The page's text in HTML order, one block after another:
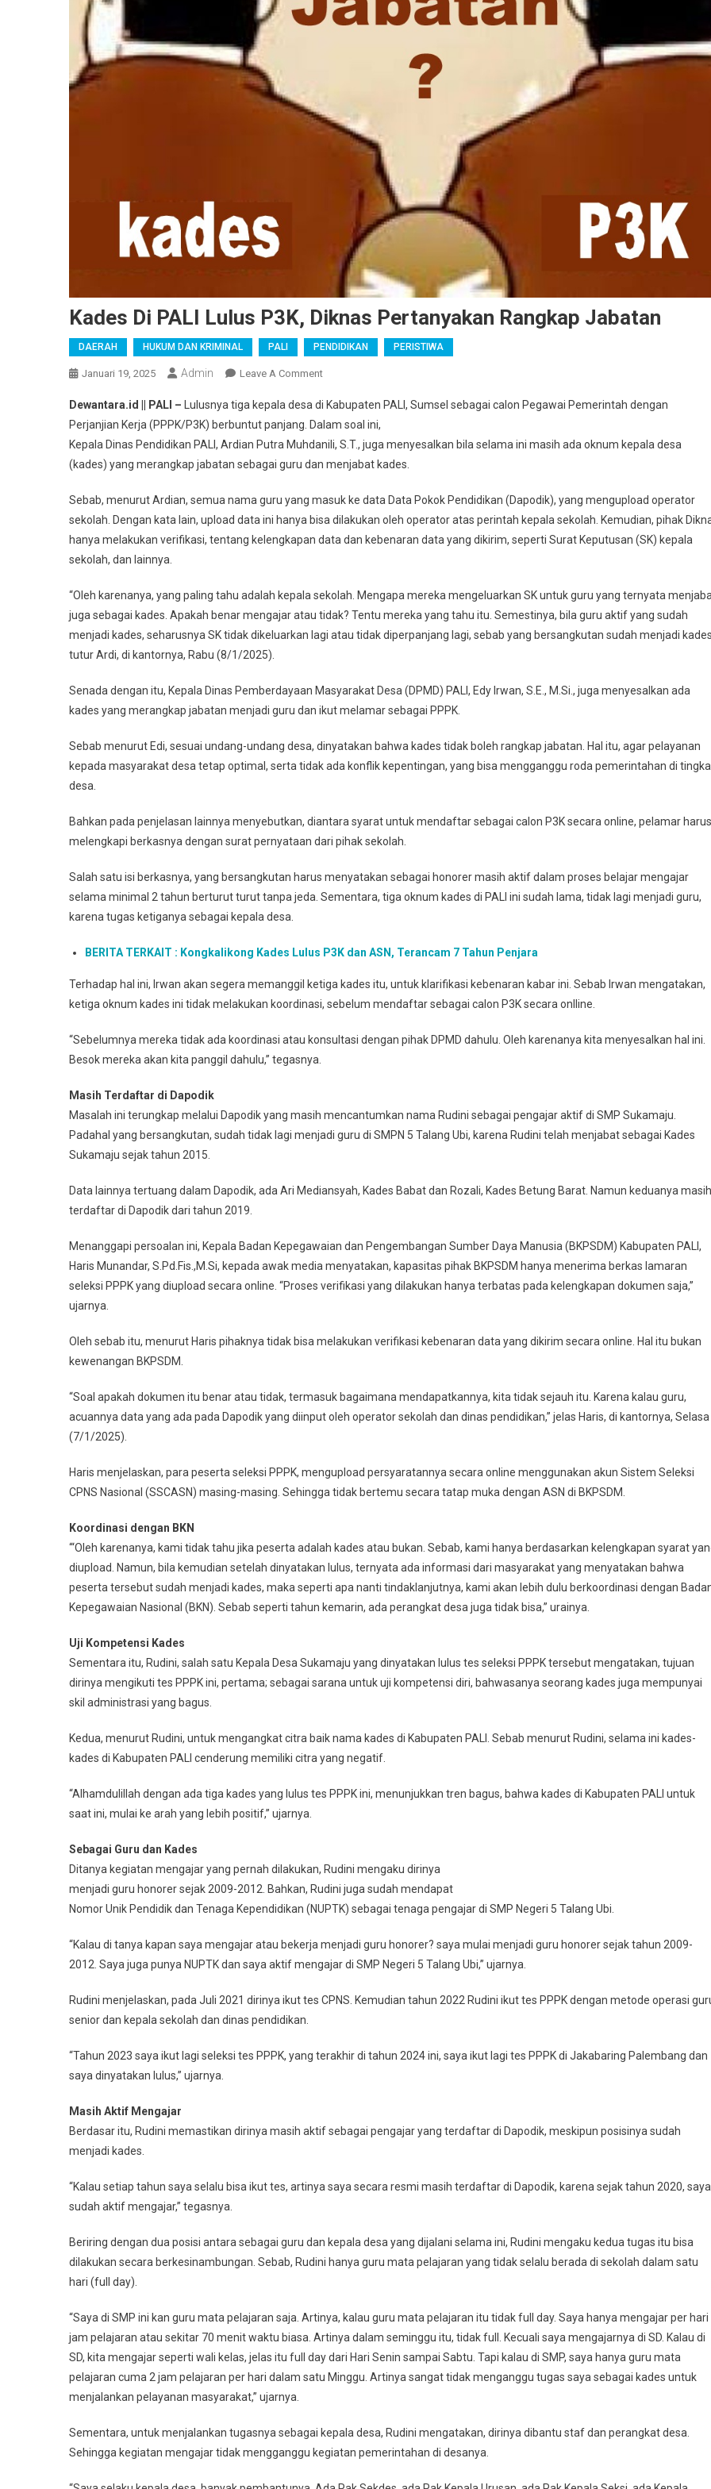
Kades Di PALI Lulus P3K, Diknas Pertanyakan Rangkap Jabatan
DAERAH HUKUM DAN KRIMINAL PALI PENDIDIKAN PERISTIWA
Januari 19, 2025 Admin Leave A CommentOn
Di
PALI
Lulus
P3K,
Pertanyakan
Rangkap
Jabatan
Dewantara.id || PALI – Lulusnya tiga kepala desa di Kabupaten PALI, Sumsel sebagai calon Pegawai Pemerintah dengan
Perjanjian Kerja (PPPK/P3K) berbuntut panjang. Dalam soal ini,
Kepala Dinas Pendidikan PALI, Ardian Putra Muhdanili, S.T., juga menyesalkan bila selama ini masih ada oknum kepala desa
(kades) yang merangkap jabatan sebagai guru dan menjabat kades.
Sebab, menurut Ardian, semua nama guru yang masuk ke data Data Pokok Pendidikan (Dapodik), yang mengupload operator
sekolah. Dengan kata lain, upload data ini hanya bisa dilakukan oleh operator atas perintah kepala sekolah. Kemudian, pihak
hanya melakukan verifikasi, tentang kelengkapan data dan kebenaran data yang dikirim, seperti Surat Keputusan (SK) kepala
sekolah, dan lainnya.
“Oleh karenanya, yang paling tahu adalah kepala sekolah. Mengapa mereka mengeluarkan SK untuk guru yang ternyata
juga sebagai kades. Apakah benar mengajar atau tidak? Tentu mereka yang tahu itu. Semestinya, bila guru aktif yang sudah
menjadi kades, seharusnya SK tidak dikeluarkan lagi atau tidak diperpanjang lagi, sebab yang bersangkutan sudah menjadi
tutur Ardi, di kantornya, Rabu (8/1/2025).
Senada dengan itu, Kepala Dinas Pemberdayaan Masyarakat Desa (DPMD) PALI, Edy Irwan, S.E., M.Si., juga menyesalkan ada
kades yang merangkap jabatan menjadi guru dan ikut melamar sebagai PPPK.
Sebab menurut Edi, sesuai undang-undang desa, dinyatakan bahwa kades tidak boleh rangkap jabatan. Hal itu, agar pelayanan
kepada masyarakat desa tetap optimal, serta tidak ada konflik kepentingan, yang bisa mengganggu roda pemerintahan di
desa.
Bahkan pada penjelasan lainnya menyebutkan, diantara syarat untuk mendaftar sebagai calon P3K secara online, pelamar harus
melengkapi berkasnya dengan surat pernyataan dari pihak sekolah.
Salah satu isi berkasnya, yang bersangkutan harus menyatakan sebagai honorer masih aktif dalam proses belajar mengajar
selama minimal 2 tahun berturut turut tanpa jeda. Sementara, tiga oknum kades di PALI ini sudah lama, tidak lagi menjadi guru,
karena tugas ketiganya sebagai kepala desa.
BERITA TERKAIT : Kongkalikong Kades Lulus P3K dan ASN, Terancam 7 Tahun Penjara
Terhadap hal ini, Irwan akan segera memanggil ketiga kades itu, untuk klarifikasi kebenaran kabar ini. Sebab Irwan mengatakan,
ketiga oknum kades ini tidak melakukan koordinasi, sebelum mendaftar sebagai calon P3K secara onlline.
“Sebelumnya mereka tidak ada koordinasi atau konsultasi dengan pihak DPMD dahulu. Oleh karenanya kita menyesalkan hal ini.
Besok mereka akan kita panggil dahulu,” tegasnya.
Masih Terdaftar di Dapodik
Masalah ini terungkap melalui Dapodik yang masih mencantumkan nama Rudini sebagai pengajar aktif di SMP Sukamaju.
Padahal yang bersangkutan, sudah tidak lagi menjadi guru di SMPN 5 Talang Ubi, karena Rudini telah menjabat sebagai Kades
Sukamaju sejak tahun 2015.
Data lainnya tertuang dalam Dapodik, ada Ari Mediansyah, Kades Babat dan Rozali, Kades Betung Barat. Namun keduanya masih
terdaftar di Dapodik dari tahun 2019.
Menanggapi persoalan ini, Kepala Badan Kepegawaian dan Pengembangan Sumber Daya Manusia (BKPSDM) Kabupaten PALI,
Haris Munandar, S.Pd.Fis.,M.Si, kepada awak media menyatakan, kapasitas pihak BKPSDM hanya menerima berkas lamaran
seleksi PPPK yang diupload secara online. “Proses verifikasi yang dilakukan hanya terbatas pada kelengkapan dokumen saja,”
ujarnya.
Oleh sebab itu, menurut Haris pihaknya tidak bisa melakukan verifikasi kebenaran data yang dikirim secara online. Hal itu bukan
kewenangan BKPSDM.
“Soal apakah dokumen itu benar atau tidak, termasuk bagaimana mendapatkannya, kita tidak sejauh itu. Karena kalau guru,
acuannya data yang ada pada Dapodik yang diinput oleh operator sekolah dan dinas pendidikan,” jelas Haris, di kantornya, Selasa
(7/1/2025).
Haris menjelaskan, para peserta seleksi PPPK, mengupload persyaratannya secara online menggunakan akun Sistem Seleksi
CPNS Nasional (SSCASN) masing-masing. Sehingga tidak bertemu secara tatap muka dengan ASN di BKPSDM.
Koordinasi dengan BKN
‘“Oleh karenanya, kami tidak tahu jika peserta adalah kades atau bukan. Sebab, kami hanya berdasarkan kelengkapan syarat
diupload. Namun, bila kemudian setelah dinyatakan lulus, ternyata ada informasi dari masyarakat yang menyatakan bahwa
peserta tersebut sudah menjadi kades, maka seperti apa nanti tindaklanjutnya, kami akan lebih dulu berkoordinasi dengan
Kepegawaian Nasional (BKN). Sebab seperti tahun kemarin, ada perangkat desa juga tidak bisa,” urainya.
Uji Kompetensi Kades
Sementara itu, Rudini, salah satu Kepala Desa Sukamaju yang dinyatakan lulus tes seleksi PPPK tersebut mengatakan, tujuan
dirinya mengikuti tes PPPK ini, pertama; sebagai sarana untuk uji kompetensi diri, bahwasanya seorang kades juga mempunyai
skil administrasi yang bagus.
Kedua, menurut Rudini, untuk mengangkat citra baik nama kades di Kabupaten PALI. Sebab menurut Rudini, selama ini kades-
kades di Kabupaten PALI cenderung memiliki citra yang negatif.
“Alhamdulillah dengan ada tiga kades yang lulus tes PPPK ini, menunjukkan tren bagus, bahwa kades di Kabupaten PALI untuk
saat ini, mulai ke arah yang lebih positif,” ujarnya.
Sebagai Guru dan Kades
Ditanya kegiatan mengajar yang pernah dilakukan, Rudini mengaku dirinya
menjadi guru honorer sejak 2009-2012. Bahkan, Rudini juga sudah mendapat
Nomor Unik Pendidik dan Tenaga Kependidikan (NUPTK) sebagai tenaga pengajar di SMP Negeri 5 Talang Ubi.
“Kalau di tanya kapan saya mengajar atau bekerja menjadi guru honorer? saya mulai menjadi guru honorer sejak tahun 2009-
2012. Saya juga punya NUPTK dan saya aktif mengajar di SMP Negeri 5 Talang Ubi,” ujarnya.
Rudini menjelaskan, pada Juli 2021 dirinya ikut tes CPNS. Kemudian tahun 2022 Rudini ikut tes PPPK dengan metode operasi
senior dan kepala sekolah dan dinas pendidikan.
“Tahun 2023 saya ikut lagi seleksi tes PPPK, yang terakhir di tahun 2024 ini, saya ikut lagi tes PPPK di Jakabaring Palembang dan
saya dinyatakan lulus,” ujarnya.
Masih Aktif Mengajar
Berdasar itu, Rudini memastikan dirinya masih aktif sebagai pengajar yang terdaftar di Dapodik, meskipun posisinya sudah
menjadi kades.
“Kalau setiap tahun saya selalu bisa ikut tes, artinya saya secara resmi masih terdaftar di Dapodik, karena sejak tahun 2020, saya
sudah aktif mengajar,” tegasnya.
Beriring dengan dua posisi antara sebagai guru dan kepala desa yang dijalani selama ini, Rudini mengaku kedua tugas itu bisa
dilakukan secara berkesinambungan. Sebab, Rudini hanya guru mata pelajaran yang tidak selalu berada di sekolah dalam satu
hari (full day).
“Saya di SMP ini kan guru mata pelajaran saja. Artinya, kalau guru mata pelajaran itu tidak full day. Saya hanya mengajar per hari
jam pelajaran atau sekitar 70 menit waktu biasa. Artinya dalam seminggu itu, tidak full. Kecuali saya mengajarnya di SD. Kalau di
SD, kita mengajar seperti wali kelas, jelas itu full day dari Hari Senin sampai Sabtu. Tapi kalau di SMP, saya hanya guru mata
pelajaran cuma 2 jam pelajaran per hari dalam satu Minggu. Artinya sangat tidak menganggu tugas saya sebagai kades untuk
menjalankan pelayanan masyarakat,” ujarnya.
Sementara, untuk menjalankan tugasnya sebagai kepala desa, Rudini mengatakan, dirinya dibantu staf dan perangkat desa.
Sehingga kegiatan mengajar tidak mengganggu kegiatan pemerintahan di desanya.